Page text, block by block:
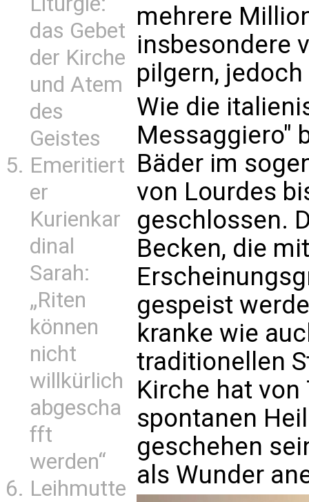
das Gebet
der Kirche
und Atem
des
Geistes
Emeritiert
er
Kurienkar
dinal
Sarah:
„Riten
können
nicht
willkürlich
abgescha
fft
werden“
Leihmutte
mehrere
insbesondere
pilgern,
Wie die
Messaggiero"
Bäder im
von Lourdes
geschlossen.
Becken, die
gespeist
kranke wie
traditionellen
Kirche hat
spontanen
geschehen
als Wunder